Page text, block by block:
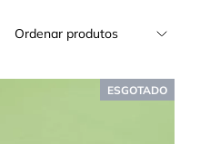
Ordenar produtos
ESGOTADO